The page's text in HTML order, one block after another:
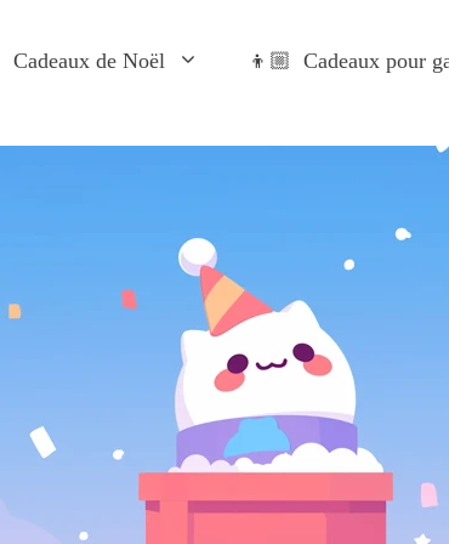
Cadeaux de Noël 👦🏼 Cadeaux pour